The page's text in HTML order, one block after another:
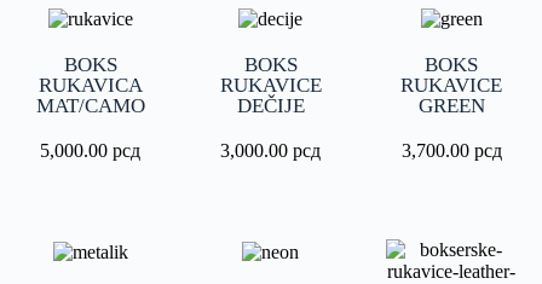
BOKS
RUKAVICA
MAT/CAMO
5,000.00рсд
BOKS
RUKAVICE
DEČIJE
3,000.00рсд
BOKS
RUKAVICE
GREEN
3,700.00 рсд